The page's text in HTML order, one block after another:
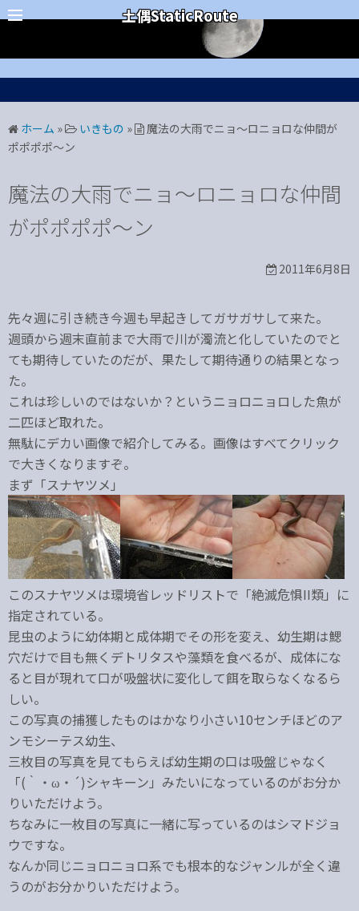
コ
ン
ス
キ
プ
土偶StaticRoute
カテゴリー
ホーム » いきもの »
魔法の大雨でニョ～ロニョロな仲間が
ポポポポ～ン
魔法の大雨でニョ～ロニョロな仲間
がポポポポ～ン
2011年6月8日
先々週に引き続き今週も早起きしてガサガサして来た。
週頭から週末直前まで大雨で川が濁流と化していたのでと
ても期待していたのだが、果たして期待通りの結果となっ
た。
これは珍しいのではないか？というニョロニョロした魚が
二匹ほど取れた。
無駄にデカい画像で紹介してみる。画像はすべてクリック
で大きくなりますぞ。
まず「スナヤツメ」
このスナヤツメは環境省レッドリストで「絶滅危惧II類」に
指定されている。
昆虫のように幼体期と成体期でその形を変え、幼生期は鰓
穴だけで目も無くデトリタスや藻類を食べるが、成体にな
ると目が現れて口が吸盤状に変化して餌を取らなくなるら
しい。
この写真の捕獲したものはかなり小さい10センチほどのア
ンモシーテス幼生、
三枚目の写真を見てもらえば幼生期の口は吸盤じゃなく
「(｀・ω・´)シャキーン」みたいになっているのがお分か
りいただけよう。
ちなみに一枚目の写真に一緒に写っているのはシマドジョ
ウですな。
なんか同じニョロニョロ系でも根本的なジャンルが全く違
うのがお分かりいただけよう。